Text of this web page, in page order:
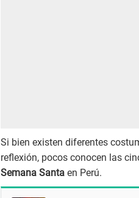
Si bien existen diferentes
reflexión, pocos conocen las
Semana Santa en Perú.